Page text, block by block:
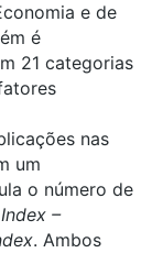
e de
é
21 categorias
nas
um
o número de
–
. Ambos